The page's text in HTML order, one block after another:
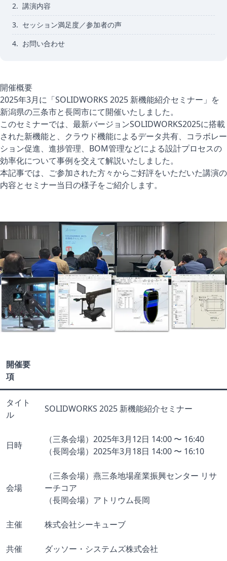
2. 講演内容
3. セッション満足度／参加者の声
4. お問い合わせ
開催概要
2025年3月に「SOLIDWORKS 2025 新機能紹介セミナー」を
新潟県の三条市と長岡市にて開催いたしました。
このセミナーでは、最新バージョンSOLIDWORKS2025に搭載
された新機能と、クラウド機能によるデータ共有、コラボレー
ション促進、進捗管理、BOM管理などによる設計プロセスの
効率化について事例を交えて解説いたしました。
本記事では、ご参加された方々からご好評をいただいた講演の
内容とセミナー当日の様子をご紹介します。
開催要
項
タイト
ル
SOLIDWORKS 2025 新機能紹介セミナー
日時
（三条会場）2025年3月12日 14:00 〜 16:40
（長岡会場）2025年3月18日 14:00 〜 16:10
会場
（三条会場）燕三条地場産業振興センター リサ
ーチコア
（長岡会場）アトリウム長岡
主催 株式会社シーキューブ
共催
ダッソー・システムズ株式会社